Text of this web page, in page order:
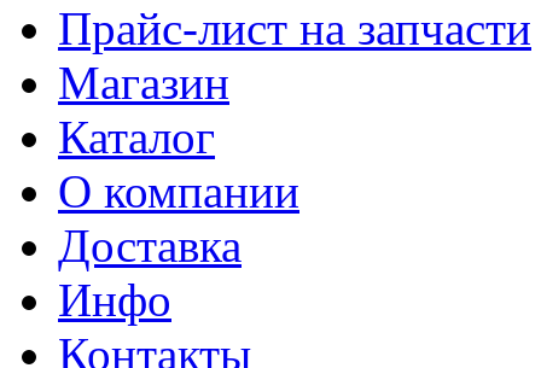
Прайс-лист на запчасти
Магазин
Каталог
О компании
Доставка
Инфо
Контакты